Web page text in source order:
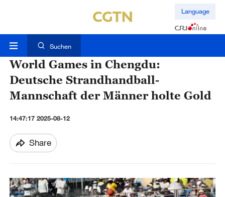
Language
Suchen
World Games in Chengdu:
Deutsche Strandhandball-
Mannschaft der Männer holte Gold
14:47:17 2025-08-12
Share